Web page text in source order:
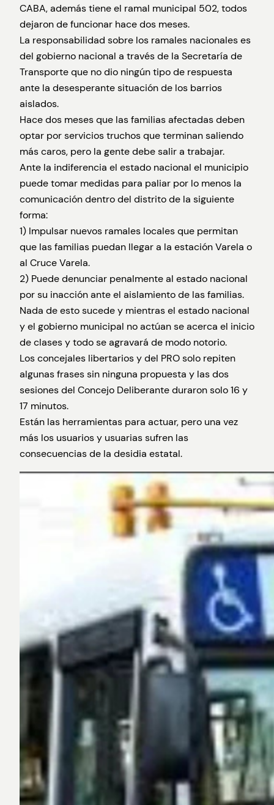
CABA, además tiene el ramal municipal 502, todos
dejaron de funcionar hace dos meses.
La responsabilidad sobre los ramales nacionales es
del gobierno nacional a través de la Secretaría de
Transporte que no dio ningún tipo de respuesta
ante la desesperante situación de los barrios
aislados.
Hace dos meses que las familias afectadas deben
optar por servicios truchos que terminan saliendo
más caros, pero la gente debe salir a trabajar.
Ante la indiferencia el estado nacional el municipio
puede tomar medidas para paliar por lo menos la
comunicación dentro del distrito de la siguiente
forma:
1) Impulsar nuevos ramales locales que permitan
que las familias puedan llegar a la estación Varela o
al Cruce Varela.
2) Puede denunciar penalmente al estado nacional
por su inacción ante el aislamiento de las familias.
Nada de esto sucede y mientras el estado nacional
y el gobierno municipal no actúan se acerca el inicio
de clases y todo se agravará de modo notorio.
Los concejales libertarios y del PRO solo repiten
algunas frases sin ninguna propuesta y las dos
sesiones del Concejo Deliberante duraron solo 16 y
17 minutos.
Están las herramientas para actuar, pero una vez
más los usuarios y usuarias sufren las
consecuencias de la desidia estatal.